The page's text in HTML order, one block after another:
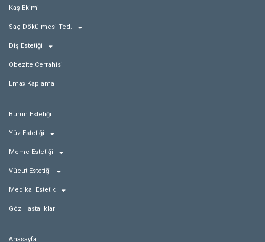
Kaş Ekimi
Saç Dökülmesi Ted.
Diş Estetiği
Obezite Cerrahisi
Emax Kaplama
Burun Estetiği
Yüz Estetiği
Meme Estetiği
Vücut Estetiği
Medikal Estetik
Göz Hastalıkları
Anasayfa